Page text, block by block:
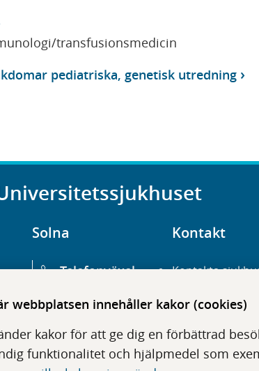
webbplatsen innehåller kakor (cookies)
kakor för att ge dig en förbättrad
funktionalitet och hjälpmedel som
transfusionsmedicin
pediatriska, genetisk utredning
Solna
Telefonväxel
Eugeniavägen 3
Kontakt
Kontakta
Hitta hit
Press